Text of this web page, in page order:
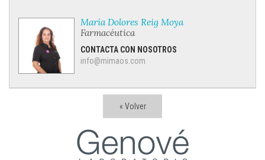
« Volver
María Dolores Reig Moya
Farmacéutica
CONTACTA CON NOSOTROS
info@mimaos.com